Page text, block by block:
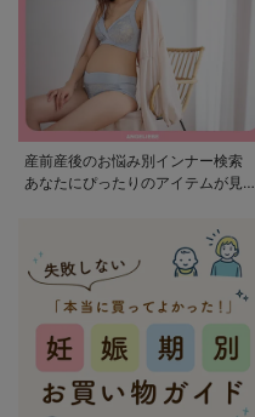
産前産後のお悩み別インナー検索
あなたにぴったりのアイテムが見つ